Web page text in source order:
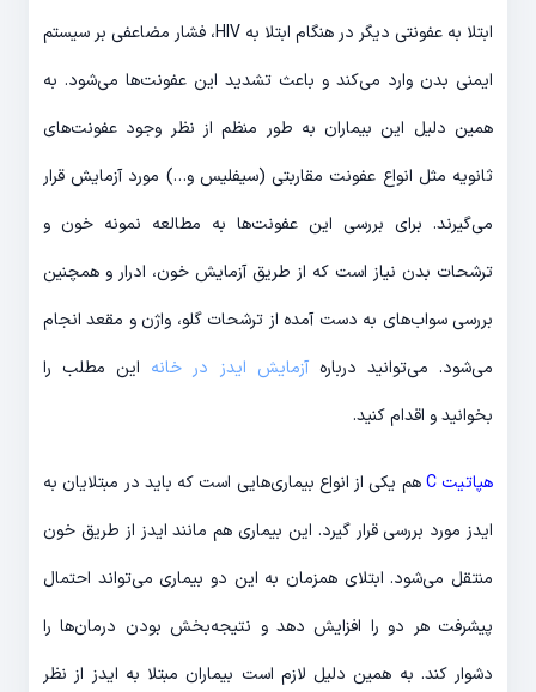
ابتلا به عفونتی دیگر در هنگام ابتلا به HIV، فشار مضاعفی بر سیستم
ایمنی بدن وارد می‌کند و باعث تشدید این عفونت‌ها می‌شود. به
همین دلیل این بیماران به طور منظم از نظر وجود عفونت‌های
ثانویه مثل انواع عفونت مقاربتی (سیفلیس و…) مورد آزمایش قرار
می‌گیرند. برای بررسی این عفونت‌ها به مطالعه نمونه خون و
ترشحات بدن نیاز است که از طریق آزمایش خون، ادرار و همچنین
بررسی سواب‌های به دست آمده از ترشحات گلو، واژن و مقعد انجام
می‌شود. می‌توانید دربارهآزمایش ایدز در خانه این مطلب را
بخوانید و اقدام کنید.
هپاتیت C
هم یکی از انواع بیماری‌هایی است که باید در مبتلایان به
ایدز مورد بررسی قرار گیرد. این بیماری هم مانند ایدز از طریق خون
منتقل می‌شود. ابتلای همزمان به این دو بیماری می‌تواند احتمال
پیشرفت هر دو را افزایش دهد و نتیجه‌بخش بودن درمان‌ها را
دشوار کند. به همین دلیل لازم است بیماران مبتلا به ایدز از نظر